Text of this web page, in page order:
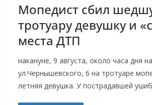
Мопедист сбил
тротуару девушку и
места ДТП
накануне, 9 августа, около часа дня на
ул.Чернышевского, 6 на тротуаре
летняя девушка. У пострадавшей